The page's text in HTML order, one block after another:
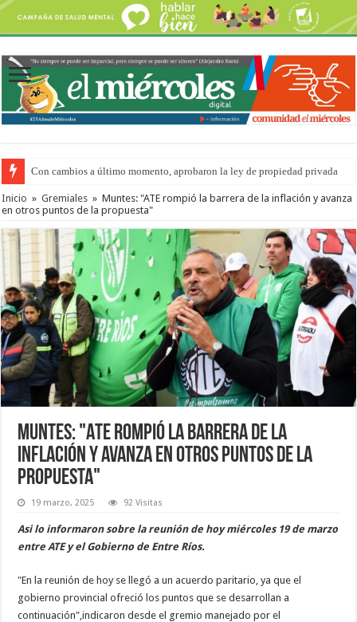
Con cambios a último momento, aprobaron la ley de propiedad privada
Inicio » Gremiales » Muntes: "ATE rompió la barrera de la inflación y avanza
en otros puntos de la propuesta"
Muntes: "ATE rompió la barrera de la
inflación y avanza en otros puntos de la
propuesta"
19 marzo, 2025 92 Visitas
Asi lo informaron sobre la reunión de hoy miércoles 19 de marzo
entre ATE y el Gobierno de Entre Ríos.
"En la reunión de hoy se llegó a un acuerdo paritario, ya que el
gobierno provincial ofreció los puntos que se desarrollan a
continuación",indicaron desde el gremio manejado por el